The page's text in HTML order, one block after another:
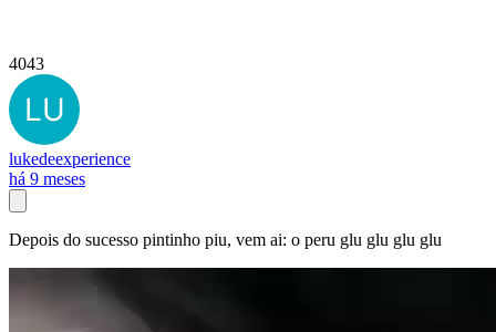
4043
lukedeexperience
há 9 meses
Depois do sucesso pintinho piu, vem ai: o peru glu glu glu glu